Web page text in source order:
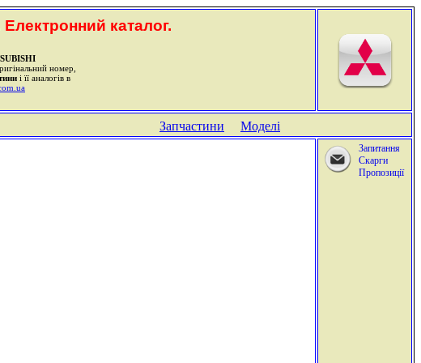
Електронний каталог.
номер,
і її аналогів в
Запчастини Моделі
Запитання
Скарги
Пропозиції